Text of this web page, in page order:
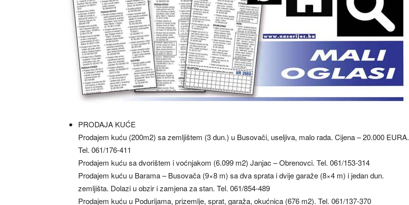
PRODAJA KUĆE
Prodajem kuću (200m2) sa zemljištem (3 dun.) u Busovači, useljiva, malo rada. Cijena – 20.000 EURA.
Tel. 061/176-411
Prodajem kuću sa dvorištem i voćnjakom (6.099 m2) Janjac – Obrenovci. Tel. 061/153-314
Prodajem kuću u Barama – Busovača (9×8 m) sa dva sprata i dvije garaže (8×4 m) i jedan dun.
zemljišta. Dolazi u obzir i zamjena za stan. Tel. 061/854-489
Prodajem kuću u Podurijama, prizemlje, sprat, garaža, okućnica (676 m2). Tel. 061/137-370